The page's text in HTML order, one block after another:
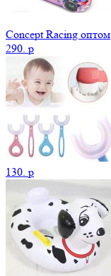
Concept Racing оптом
290. p
130. p